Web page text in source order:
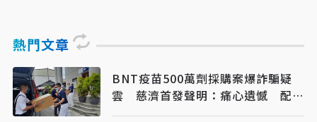
熱門文章
BNT疫苗500萬劑採購案爆詐騙疑
雲 慈濟首發聲明：痛心遺憾 配合
司法將追究權益